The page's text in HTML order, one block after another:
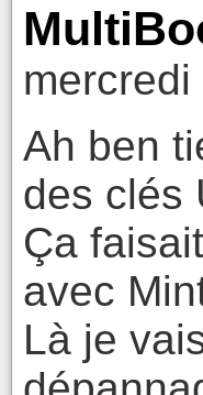
Ah ben
des clés
Ça
avec
Là je